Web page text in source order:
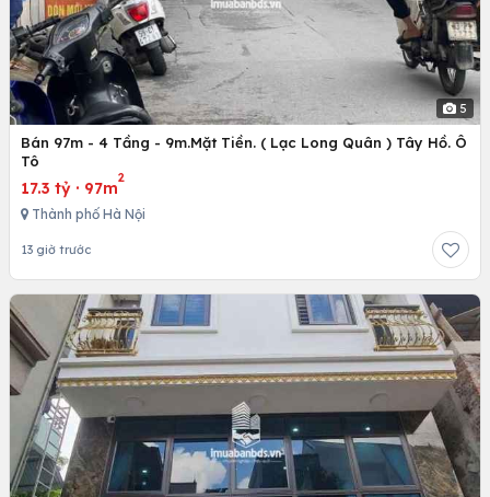
5
Bán 97m - 4 Tầng - 9m.Mặt Tiền. ( Lạc Long Quân ) Tây Hồ. Ô
Tô
17.3 tỷ · 97m
2
Thành phố Hà Nội
13 giờ trước